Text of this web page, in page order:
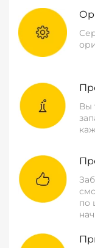
Вы
по